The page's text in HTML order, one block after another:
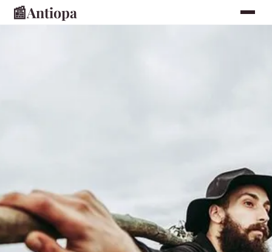
📰Antiopa